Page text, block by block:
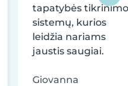
tapatybės tikrinimo
sistemų, kurios
leidžia nariams
jaustis saugiai.
Giovanna